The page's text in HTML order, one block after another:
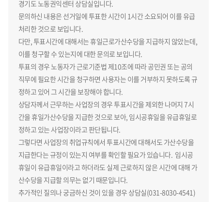
경기도 노동권익센터 상담실입니다.
문의하신 내용은 선거일에 투표한 시간이 1시간 소요되어 이를 유급
처리한 것으로 보입니다.
다만, 투표시간에 대해서는 휴일근로가산수당을 지급하지 않았는데,
이를 청구할 수 있는지에 대한 문의로 보입니다.
투표의 경우 노동자가 근로기준법 제10조에 따라 공민권 또는 공의
직무에 필요한 시간을 청구하면 사용자는 이를 거부하지 못하도록 규
정하고 있어 그 시간을 보장해야 합니다.
상담자께서 근무하는 사업장의 경우 투표시간을 제외한 나머지 7시
간을 휴일가산수당을 지급한 것으로 보아, 임시공휴일을 유급휴일로
정하고 있는 사업장이라고 판단됩니다.
그렇다면 사업장의 취업규칙에서 투표시간에 대해서도 가산수당을
지급한다는 규정이 있는지 여부를 확인할 필요가 있습니다. 임시공
휴일이 유급휴일이라고 하더라도 실제 근로하지 않은 시간에 대해 가
산수당을 지급할 의무는 없기 때문입니다.
추가적인 질의나 궁금하신 것이 있을 경우 상담실(031-8030-4541)